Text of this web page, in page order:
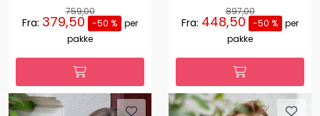
759,00
Fra: 379,50 -50 % per
pakke
897,00
Fra: 448,50 -50 % per
pakke